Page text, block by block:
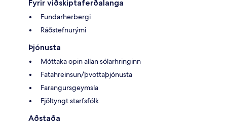
Fyrir viðskiptaferðalanga
Fundarherbergi
Ráðstefnurými
Þjónusta
Móttaka opin allan sólarhringinn
Fatahreinsun/þvottaþjónusta
Farangursgeymsla
Fjöltyngt starfsfólk
Aðstaða